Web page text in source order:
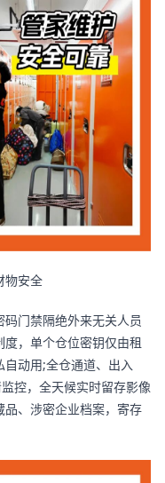
物安全
门禁隔绝外来无关人员
，单个仓位密钥仅由租
动用;全仓通道、出入
控，全天候实时留存影像
、涉密企业档案，寄存